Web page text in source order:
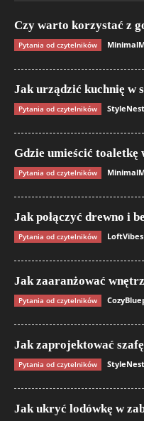
Czy warto korzystać z
Pytania od czytelników
Jak urządzić kuchnię w
Pytania od czytelników StyleNest
Gdzie umieścić toaletkę
Pytania od czytelników
Jak połączyć drewno i
Pytania od czytelników LoftVibes
Jak zaaranżować
Pytania od czytelników
Jak zaprojektować
Pytania od czytelników StyleNest
Jak ukryć lodówkę w